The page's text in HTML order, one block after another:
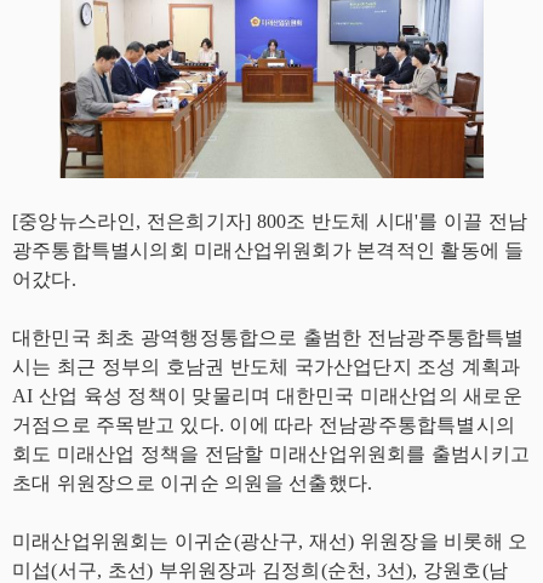
[중앙뉴스라인, 전은희기자] 800조 반도체 시대'를 이끌 전남
광주통합특별시의회 미래산업위원회가 본격적인 활동에 들
어갔다.
대한민국 최초 광역행정통합으로 출범한 전남광주통합특별
시는 최근 정부의 호남권 반도체 국가산업단지 조성 계획과
AI 산업 육성 정책이 맞물리며 대한민국 미래산업의 새로운
거점으로 주목받고 있다. 이에 따라 전남광주통합특별시의
회도 미래산업 정책을 전담할 미래산업위원회를 출범시키고
초대 위원장으로 이귀순 의원을 선출했다.
미래산업위원회는 이귀순(광산구, 재선) 위원장을 비롯해 오
미섭(서구, 초선) 부위원장과 김정희(순천, 3선), 강원호(남